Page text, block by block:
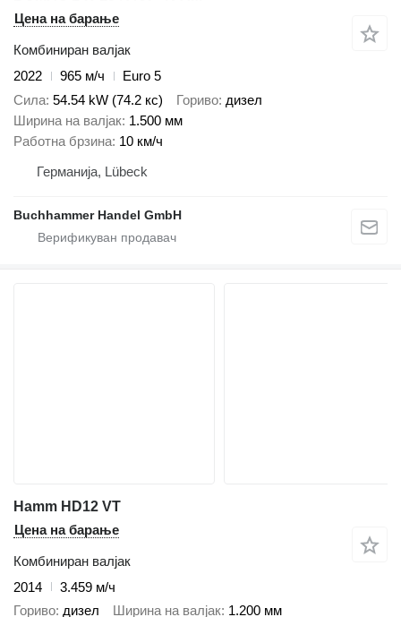
Цена на барање
Комбиниран валјак
2022
965 м/ч
Euro 5
Сила 54.54 kW (74.2 кс) Гориво дизел
Ширина на валјак 1.500 мм
Работна брзина 10 км/ч
Германија, Lübeck
Buchhammer Handel GmbH
Hamm HD12 VT
Цена на барање
Комбиниран валјак
2014
3.459 м/ч
Гориво дизел Ширина на валјак 1.200 мм